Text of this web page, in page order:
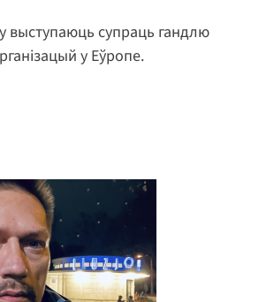
выступаюць супраць гандлю
у Еўропе.